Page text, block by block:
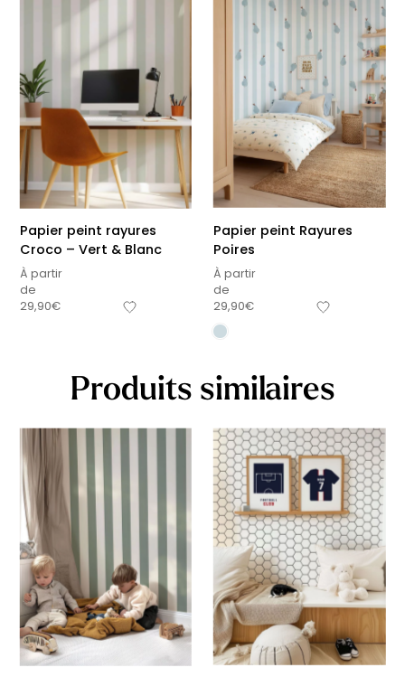
Papier peint rayures
Croco – Vert & Blanc
À partir
de
29,90€
Papier peint Rayures
Poires
À partir
de
29,90€
Produits similaires